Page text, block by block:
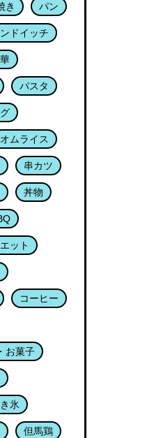
き パン
ドイッチ
パスタ
オムライス
串カツ
丼物
ット
コーヒー
お菓子
氷
但馬鶏